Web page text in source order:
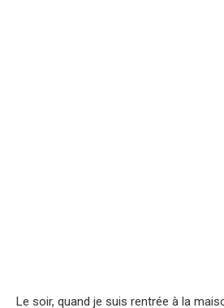
Le soir, quand je suis rentrée à la